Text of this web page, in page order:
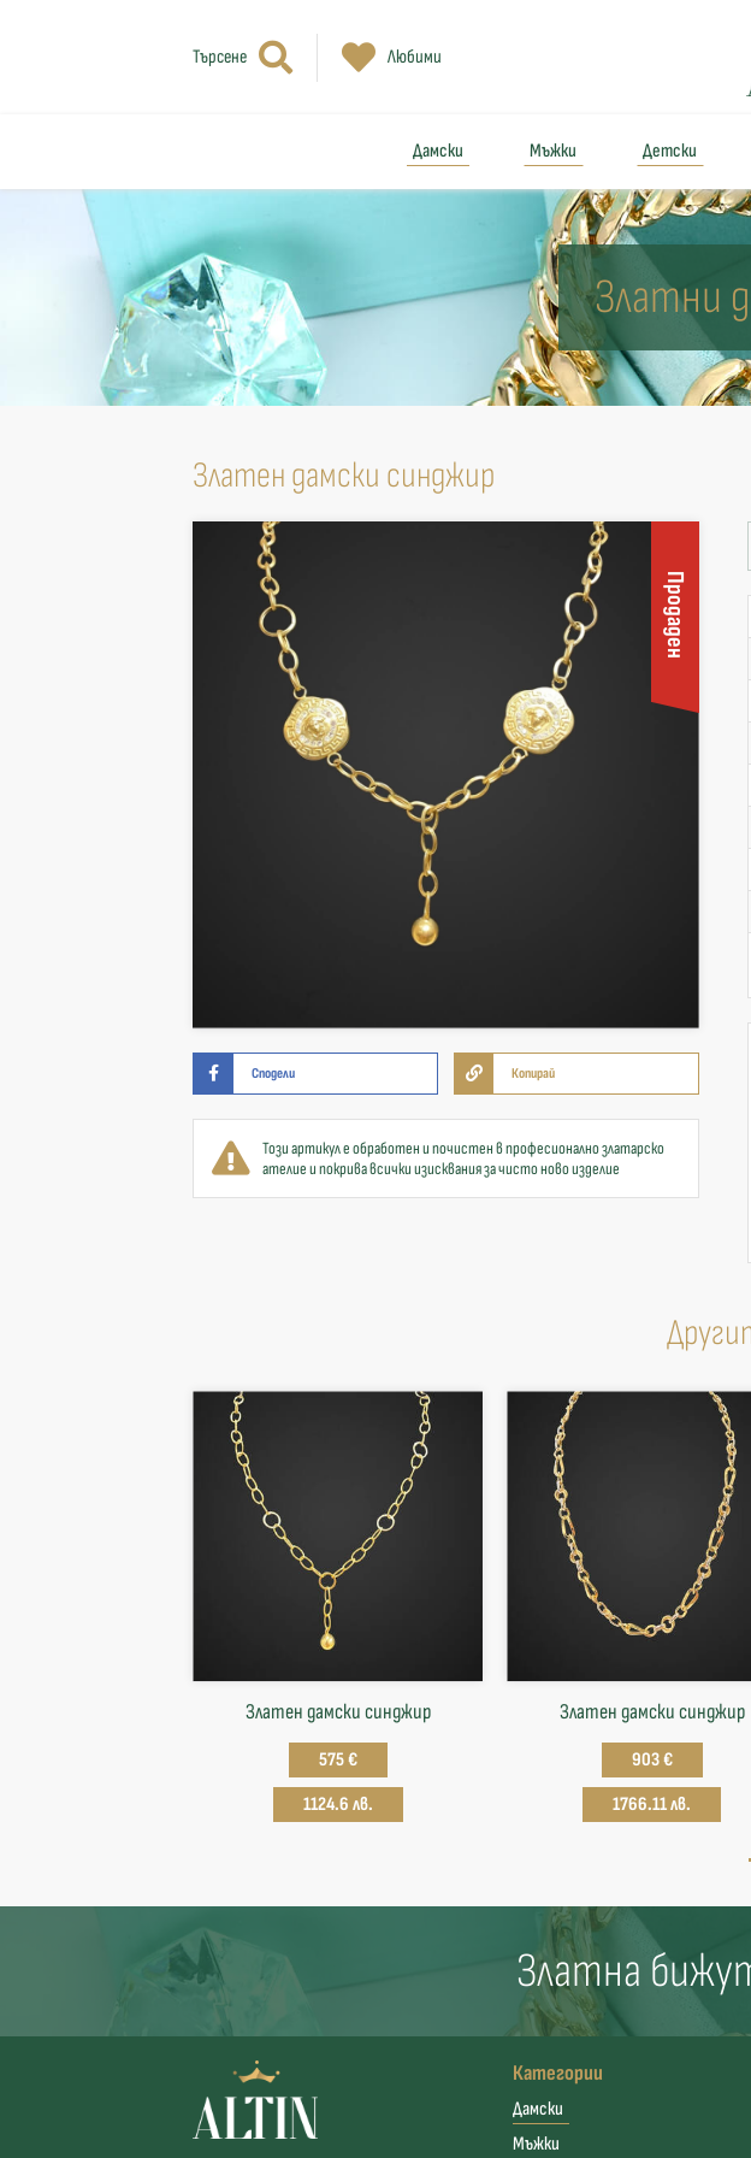
Търсене Любими
Дамски Мъжки Детски
Златни
Златен дамски синджир
Продаден
Сподели Копирай
Този артикул е обработен и почистен в професионално златарско
ателие и покрива всички изисквания за чисто ново изделие
Златен дамски синджир
575 €
1124.6 лв.
Златен дамски синджир
903 €
1766.11 лв.
Златна
Категории
Дамски
Мъжки